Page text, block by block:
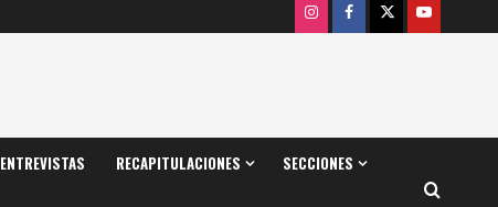
InstagramFacebook
X Youtube
ENTREVISTAS RECAPITULACIONES SECCIONES